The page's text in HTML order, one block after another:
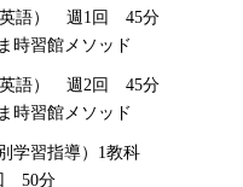
英語） 週1回 45分
時習館メソッド
英語） 週2回 45分
時習館メソッド
学習指導）1教科
50分